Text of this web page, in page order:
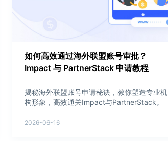
如何高效通过海外联盟账号审批？
Impact 与 PartnerStack 申请教程
揭秘海外联盟账号申请秘诀，教你塑造专业机
构形象，高效通关Impact与PartnerStack。
2026-06-16